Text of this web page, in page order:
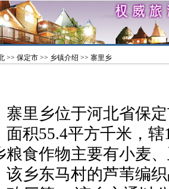
>> 保定市 >> 乡镇介绍 >> 寨里乡
乡位于河北省保定
面积55.4平方千米，
粮食作物主要有小麦
该乡东马村的芦苇编